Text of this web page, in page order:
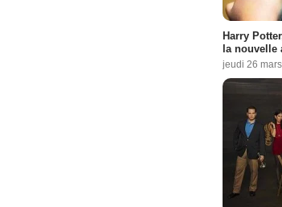
Harry
la nouvelle
jeudi 26